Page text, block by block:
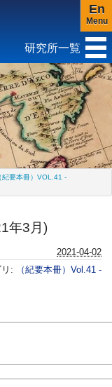
En
Menu
学研究所
化研究所
究センター(閉所)
研究所一覧
紀要本冊）VOL.41 -
年3月)
2021-04-02
:
（紀要本冊）Vol.41 -